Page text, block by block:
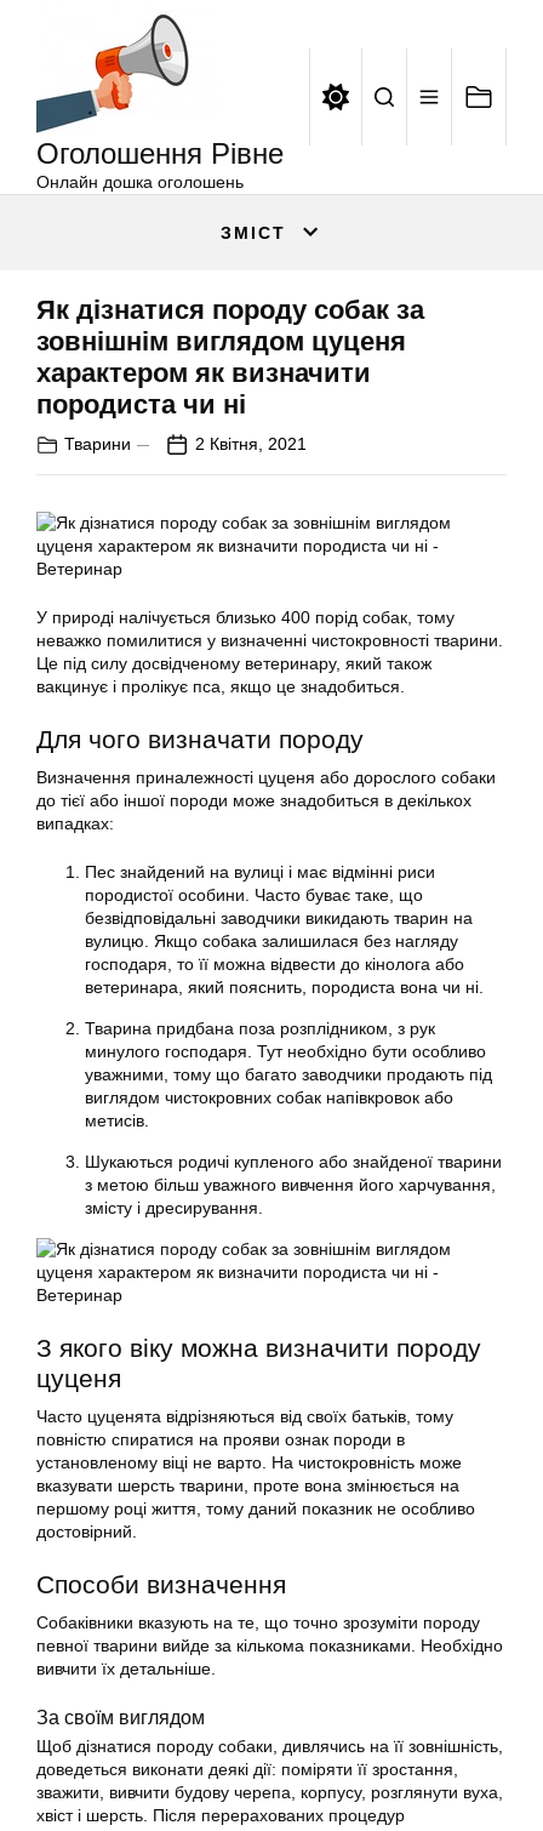
Оголошення Рівне
Онлайн дошка оголошень
ЗМІСТ
Як дізнатися породу собак за
зовнішнім виглядом цуценя
характером як визначити
породиста чи ні
Тварини 2 Квітня, 2021
У природі налічується близько 400 порід собак, тому
неважко помилитися у визначенні чистокровності тварини.
Це під силу досвідченому ветеринару, який також
вакцинує і пролікує пса, якщо це знадобиться.
Для чого визначати породу
Визначення приналежності цуценя або дорослого собаки
до тієї або іншої породи може знадобиться в декількох
випадках:
Пес знайдений на вулиці і має відмінні риси
породистої особини. Часто буває таке, що
безвідповідальні заводчики викидають тварин на
вулицю. Якщо собака залишилася без нагляду
господаря, то її можна відвести до кінолога або
ветеринара, який пояснить, породиста вона чи ні.
Тварина придбана поза розплідником, з рук
минулого господаря. Тут необхідно бути особливо
уважними, тому що багато заводчики продають під
виглядом чистокровних собак напівкровок або
метисів.
Шукаються родичі купленого або знайденої тварини
з метою більш уважного вивчення його харчування,
змісту і дресирування.
З якого віку можна визначити породу
цуценя
Часто цуценята відрізняються від своїх батьків, тому
повністю спиратися на прояви ознак породи в
установленому віці не варто. На чистокровність може
вказувати шерсть тварини, проте вона змінюється на
першому році життя, тому даний показник не особливо
достовірний.
Способи визначення
Собаківники вказують на те, що точно зрозуміти породу
певної тварини вийде за кількома показниками. Необхідно
вивчити їх детальніше.
За своїм виглядом
Щоб дізнатися породу собаки, дивлячись на її зовнішність,
доведеться виконати деякі дії: поміряти її зростання,
зважити, вивчити будову черепа, корпусу, розглянути вуха,
хвіст і шерсть. Після перерахованих процедур